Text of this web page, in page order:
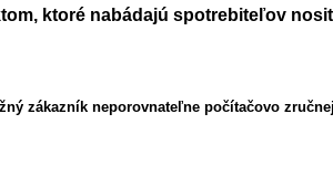
ktoré nabádajú spotrebiteľov
zákazník neporovnateľne počítačovo